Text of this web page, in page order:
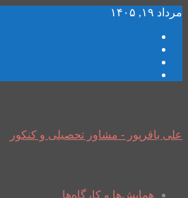
مرداد ۱۹, ۱۴۰۵
علی باقرپور - مشاور تحصیلی و کنکور
همایش‌ها و کارگاه‌ها